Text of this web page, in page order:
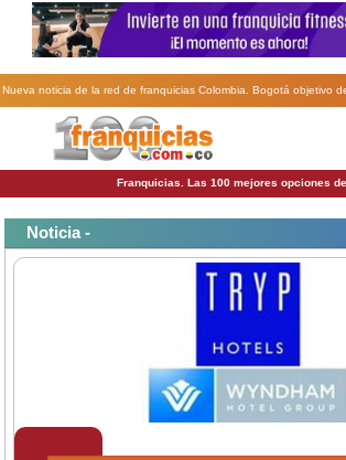
Nueva noticia de la red de franquicias Colombia. Bogotá objetivo
Wyndham Hotels and Resorts.
Franquicias. Las 100 mejores opciones
Noticia -